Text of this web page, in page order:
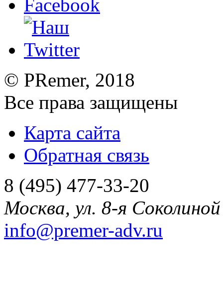
© PRemer, 2018
Все права защищены
Карта сайта
Обратная связь
8 (495) 477-33-20
Москва, ул. 8-я
info@premer-adv.ru